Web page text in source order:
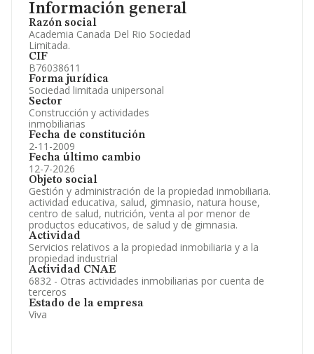
Información general
Razón social
Academia Canada Del Rio Sociedad
Limitada.
CIF
B76038611
Forma jurídica
Sociedad limitada unipersonal
Sector
Construcción y actividades
inmobiliarias
Fecha de constitución
2-11-2009
Fecha último cambio
12-7-2026
Objeto social
Gestión y administración de la propiedad inmobiliaria.
actividad educativa, salud, gimnasio, natura house,
centro de salud, nutrición, venta al por menor de
productos educativos, de salud y de gimnasia.
Actividad
Servicios relativos a la propiedad inmobiliaria y a la
propiedad industrial
Actividad CNAE
6832 - Otras actividades inmobiliarias por cuenta de
terceros
Estado de la empresa
Viva
Artículos de prensa publicados sobre la empresa.
Información oficial y registral complementaria.